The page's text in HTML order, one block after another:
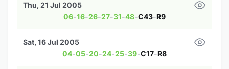
06-16-26-27-31-48-C43-R9
Thu, 21 Jul 2005
04-05-20-24-25-39-C17-R8
Sat, 16 Jul 2005